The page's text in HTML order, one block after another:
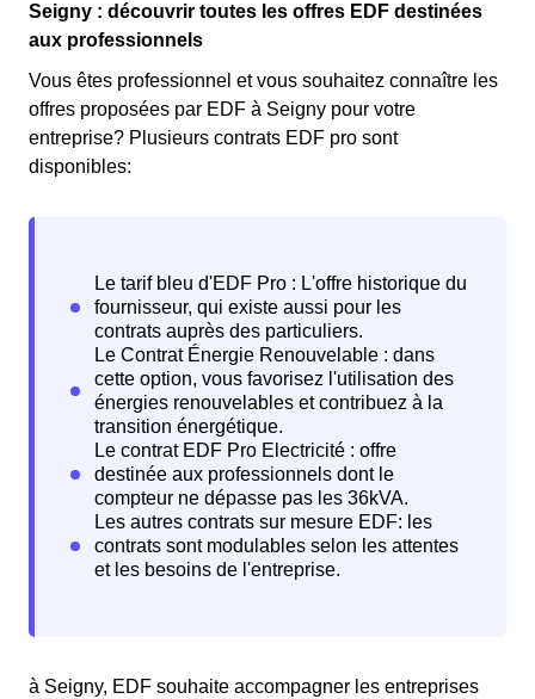
Seigny : découvrir toutes les offres EDF destinées
aux professionnels
Vous êtes professionnel et vous souhaitez connaître les
offres proposées par EDF à Seigny pour votre
entreprise? Plusieurs contrats EDF pro sont
disponibles:
à Seigny, EDF souhaite accompagner les entreprises